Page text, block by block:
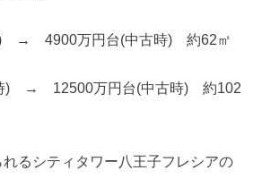
) → 4900万円台(中古時) 約62㎡
) → 12500万円台(中古時) 約102
れるシティタワー八王子フレシアの